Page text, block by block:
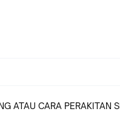
ATAU CARA PERAKITAN